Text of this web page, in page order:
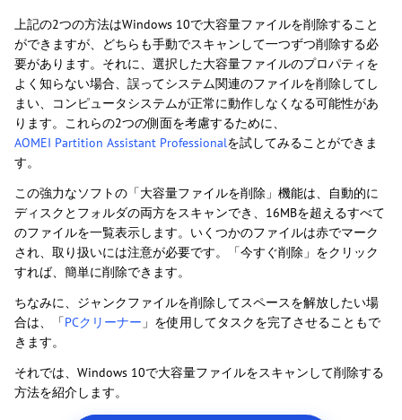
上記の2つの方法はWindows 10で大容量ファイルを削除すること
ができますが、どちらも手動でスキャンして一つずつ削除する必
要があります。それに、選択した大容量ファイルのプロパティを
よく知らない場合、誤ってシステム関連のファイルを削除してし
まい、コンピュータシステムが正常に動作しなくなる可能性があ
ります。これらの2つの側面を考慮するために、
AOMEI Partition Assistant Professionalを試してみることができま
す。
この強力なソフトの「大容量ファイルを削除」機能は、自動的に
ディスクとフォルダの両方をスキャンでき、16MBを超えるすべて
のファイルを一覧表示します。いくつかのファイルは赤でマーク
され、取り扱いには注意が必要です。「今すぐ削除」をクリック
すれば、簡単に削除できます。
ちなみに、ジャンクファイルを削除してスペースを解放したい場
合は、「PCクリーナー 」を使用してタスクを完了させることもで
きます。
それでは、Windows 10で大容量ファイルをスキャンして削除する
方法を紹介します。